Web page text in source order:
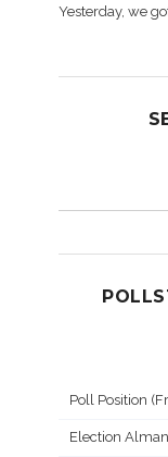
Yesterday, we
Poll Position
Election